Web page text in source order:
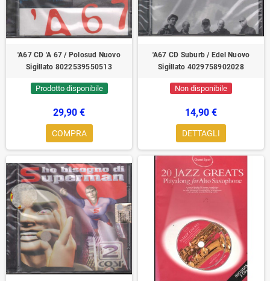
'A67 CD‎ 'A 67 / Polosud Nuovo
Sigillato 8022539550513
Prodotto disponibile
29,90 €
COMPRA
'A67 CD‎ Suburb / Edel Nuovo
Sigillato 4029758902028
Non disponibile
14,90 €
DETTAGLI